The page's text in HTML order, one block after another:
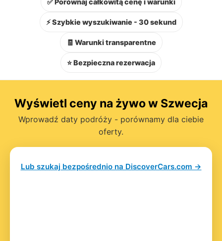
⚡ Szybkie wyszukiwanie - 30 sekund
🧾 Warunki transparentne
⭐ Bezpieczna rezerwacja
Wyświetl ceny na żywo w Szwecja
Wprowadź daty podróży - porównamy dla ciebie
oferty.
Lub szukaj bezpośrednio na DiscoverCars.com →